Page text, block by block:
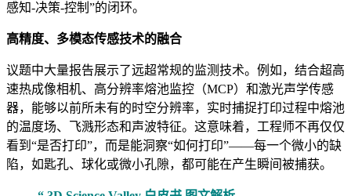
感知-决策-控制”的闭环。
高精度、多模态传感技术的融合
议题中大量报告展示了远超常规的监测技术。例如，结合超高
速热成像相机、高分辨率熔池监控（MCP）和激光声学传感
器，能够以前所未有的时空分辨率，实时捕捉打印过程中熔池
的温度场、飞溅形态和声波特征。这意味着，工程师不再仅仅
看到“是否打印”，而是能洞察“如何打印”——每一个微小的缺
陷，如匙孔、球化或微小孔隙，都可能在产生瞬间被捕获。